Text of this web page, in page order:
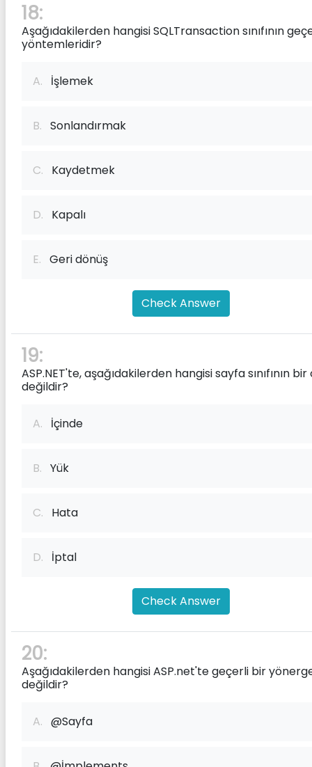
18:
Aşağıdakilerden hangisi SQLTransaction sınıfının
yöntemleridir?
A. İşlemek
B. Sonlandırmak
C. Kaydetmek
D. Kapalı
E. Geri dönüş
Check Answer
19:
ASP.NET'te, aşağıdakilerden hangisi sayfa sınıfının bir
değildir?
A. İçinde
B. Yük
C. Hata
D. İptal
Check Answer
20:
Aşağıdakilerden hangisi ASP.net'te geçerli bir
değildir?
A. @Sayfa